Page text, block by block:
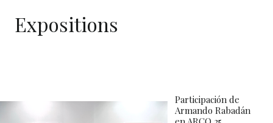
Expositions
Participación de
Armando Rabadán